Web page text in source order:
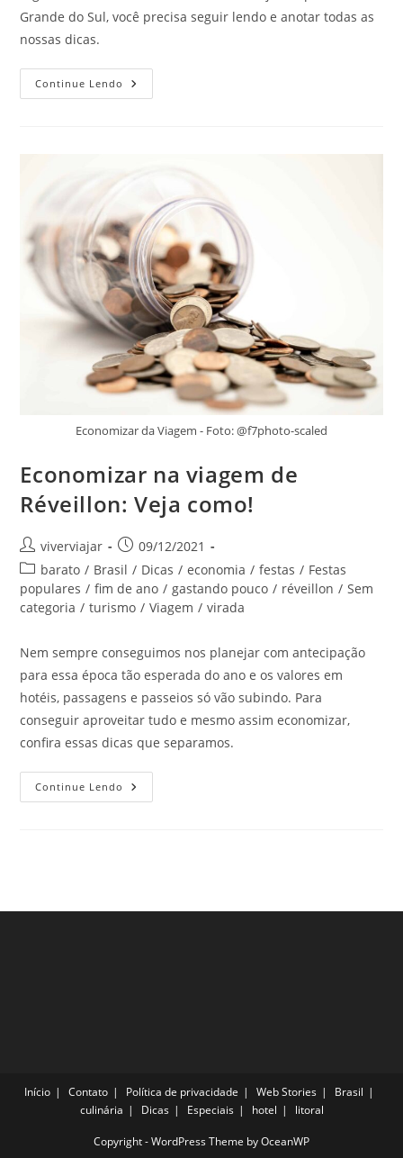
Grande do Sul, você precisa seguir lendo e anotar todas as
nossas dicas.
Continue Lendo Como
Economizar
Economizar da Viagem - Foto: @f7photo-scaled
Economizar na viagem de
Réveillon: Veja como!
Autor
do
post:
viverviajar
Post
publicado:
09/12/2021
Categoria
do
post:
barato / Brasil / Dicas / economia / festas / Festas
populares / fim de ano / gastando pouco / réveillon / Sem
categoria / turismo / Viagem / virada
Nem sempre conseguimos nos planejar com antecipação
para essa época tão esperada do ano e os valores em
hotéis, passagens e passeios só vão subindo. Para
conseguir aproveitar tudo e mesmo assim economizar,
confira essas dicas que separamos.
Continue Lendo Economizar
Na
Início Contato Política de privacidade Web Stories
Brasil
culinária
Dicas Especiais hotel litoral
Copyright - WordPress Theme by OceanWP